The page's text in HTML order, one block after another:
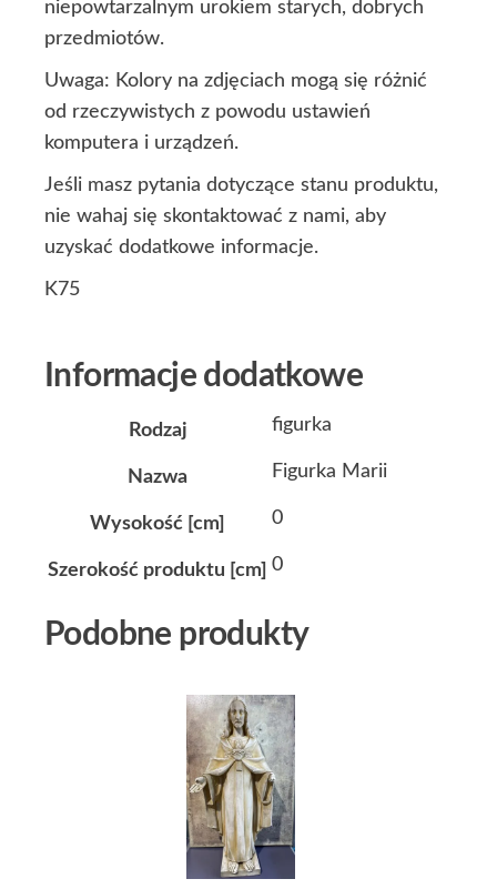
niepowtarzalnym urokiem starych, dobrych
przedmiotów.
Uwaga: Kolory na zdjęciach mogą się różnić
od rzeczywistych z powodu ustawień
komputera i urządzeń.
Jeśli masz pytania dotyczące stanu produktu,
nie wahaj się skontaktować z nami, aby
uzyskać dodatkowe informacje.
K75
Informacje dodatkowe
Rodzaj figurka
Nazwa Figurka Marii
Wysokość [cm] 0
Szerokość produktu [cm] 0
Podobne produkty